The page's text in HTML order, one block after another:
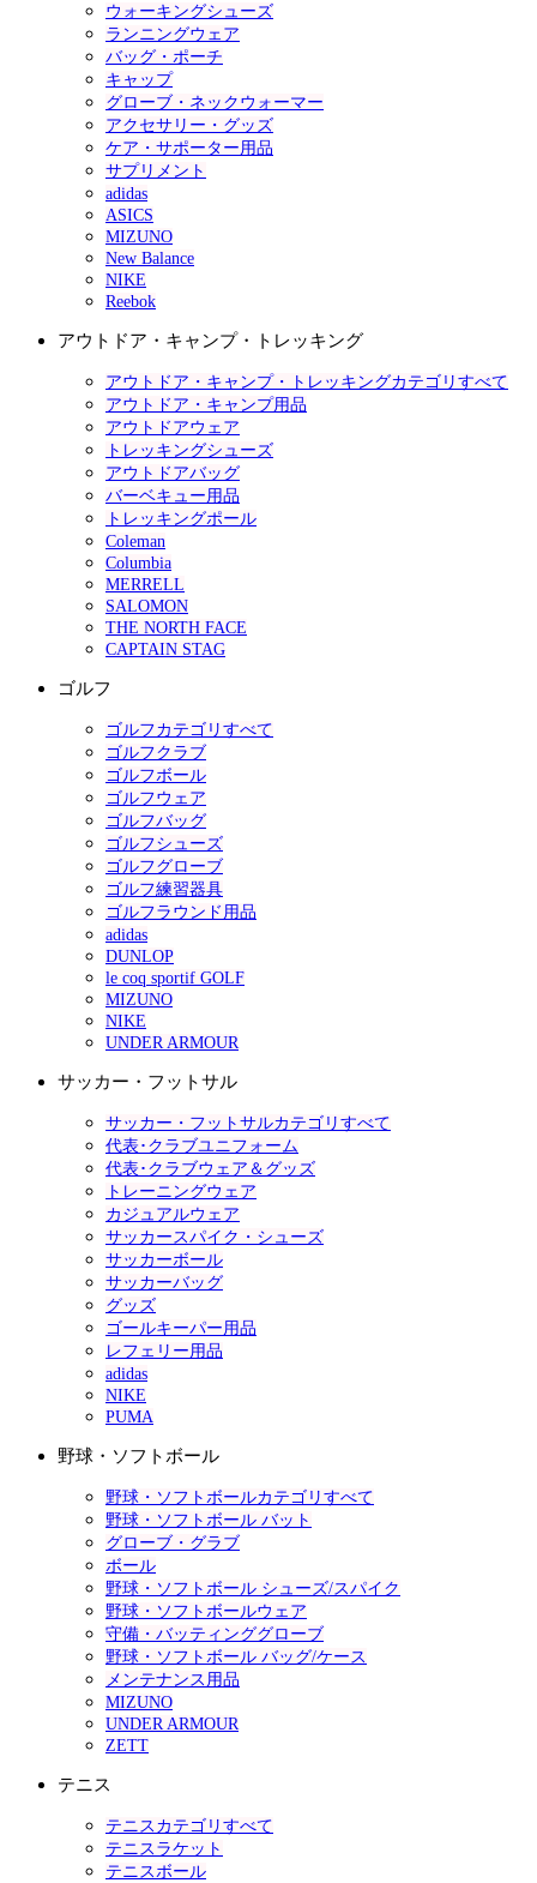
ウォーキングシューズ
ランニングウェア
バッグ・ポーチ
キャップ
グローブ・ネックウォーマー
アクセサリー・グッズ
ケア・サポーター用品
サプリメント
adidas
ASICS
MIZUNO
New Balance
NIKE
Reebok
アウトドア・キャンプ・トレッキング
アウトドア・キャンプ・トレッキングカテゴリすべて
アウトドア・キャンプ用品
アウトドアウェア
トレッキングシューズ
アウトドアバッグ
バーベキュー用品
トレッキングポール
Coleman
Columbia
MERRELL
SALOMON
THE NORTH FACE
CAPTAIN STAG
ゴルフ
ゴルフカテゴリすべて
ゴルフクラブ
ゴルフボール
ゴルフウェア
ゴルフバッグ
ゴルフシューズ
ゴルフグローブ
ゴルフ練習器具
ゴルフラウンド用品
adidas
DUNLOP
le coq sportif GOLF
MIZUNO
NIKE
UNDER ARMOUR
サッカー・フットサル
サッカー・フットサルカテゴリすべて
代表･クラブユニフォーム
代表･クラブウェア＆グッズ
トレーニングウェア
カジュアルウェア
サッカースパイク・シューズ
サッカーボール
サッカーバッグ
グッズ
ゴールキーパー用品
レフェリー用品
adidas
NIKE
PUMA
野球・ソフトボール
野球・ソフトボールカテゴリすべて
野球・ソフトボール バット
グローブ・グラブ
ボール
野球・ソフトボール シューズ/スパイク
野球・ソフトボールウェア
守備・バッティンググローブ
野球・ソフトボール バッグ/ケース
メンテナンス用品
MIZUNO
UNDER ARMOUR
ZETT
テニス
テニスカテゴリすべて
テニスラケット
テニスボール